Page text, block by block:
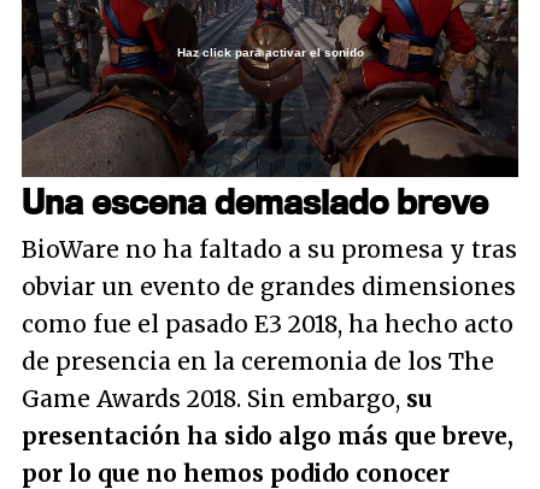
Unmute /
Loaded
31.65%
Haz click para activar el sonido
Una escena demasiado breve
BioWare no ha faltado a su promesa y tras
obviar un evento de grandes dimensiones
como fue el pasado E3 2018, ha hecho acto
de presencia en la ceremonia de los The
Game Awards 2018. Sin embargo, su
presentación ha sido algo más que breve,
por lo que no hemos podido conocer